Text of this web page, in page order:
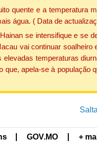
quente e a temperatura
água. ( Data de
se intensifique e se
vai continuar
temperaturas
apela-se à população
GOV.MO +